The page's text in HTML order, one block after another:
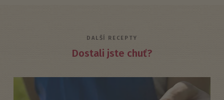
DALŠÍ RECEPTY
Dostali jste chuť?